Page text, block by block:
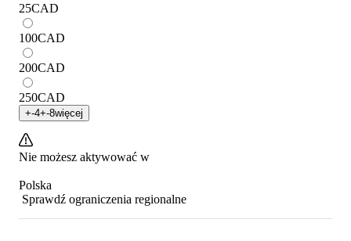
25CAD
100CAD
200CAD
250CAD
+-4+-8więcej
Nie możesz aktywować w
Polska
Sprawdź ograniczenia regionalne